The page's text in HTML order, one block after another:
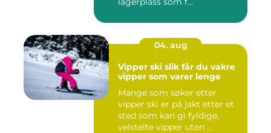
04. aug
Vipper ski slik får du vakre
vipper som varer lenge
Mange som søker etter
vipper ski er på jakt etter et
sted som kan gi fyldige,
velstelte vipper uten ...